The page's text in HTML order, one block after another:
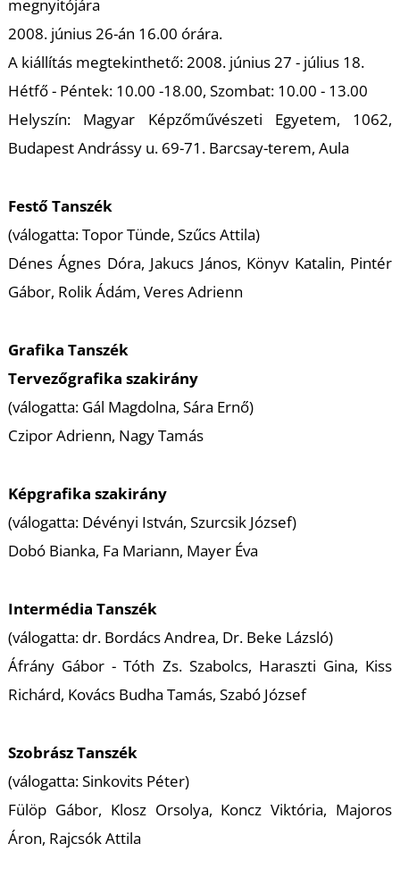
megnyitójára
2008. június 26-án 16.00 órára.
A kiállítás megtekinthető: 2008. június 27 - július 18.
Hétfő - Péntek: 10.00 -18.00, Szombat: 10.00 - 13.00
Helyszín: Magyar Képzőművészeti Egyetem, 1062,
Budapest Andrássy u. 69-71. Barcsay-terem, Aula
Festő Tanszék
(válogatta: Topor Tünde, Szűcs Attila)
Dénes Ágnes Dóra, Jakucs János, Könyv Katalin, Pintér
Gábor, Rolik Ádám, Veres Adrienn
Grafika Tanszék
Tervezőgrafika szakirány
(válogatta: Gál Magdolna, Sára Ernő)
Czipor Adrienn, Nagy Tamás
Képgrafika szakirány
(válogatta: Dévényi István, Szurcsik József)
Dobó Bianka, Fa Mariann, Mayer Éva
Intermédia Tanszék
(válogatta: dr. Bordács Andrea, Dr. Beke Lázsló)
Áfrány Gábor - Tóth Zs. Szabolcs, Haraszti Gina, Kiss
Richárd, Kovács Budha Tamás, Szabó József
Szobrász Tanszék
(válogatta: Sinkovits Péter)
Fülöp Gábor, Klosz Orsolya, Koncz Viktória, Majoros
Áron, Rajcsók Attila